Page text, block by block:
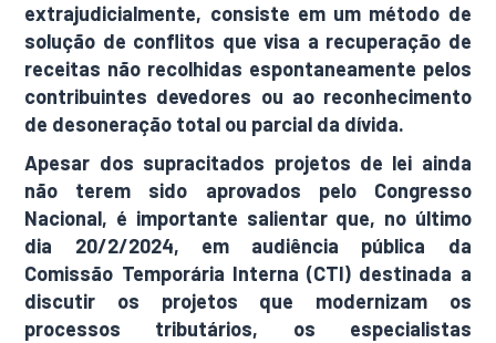
extrajudicialmente, consiste em um método de
solução de conflitos que visa a recuperação de
receitas não recolhidas espontaneamente pelos
contribuintes devedores ou ao reconhecimento
de desoneração total ou parcial da dívida.
Apesar dos supracitados projetos de lei ainda
não terem sido aprovados pelo Congresso
Nacional, é importante salientar que, no último
dia 20/2/2024, em audiência pública da
Comissão Temporária Interna (CTI) destinada a
discutir os projetos que modernizam os
processos tributários, os especialistas